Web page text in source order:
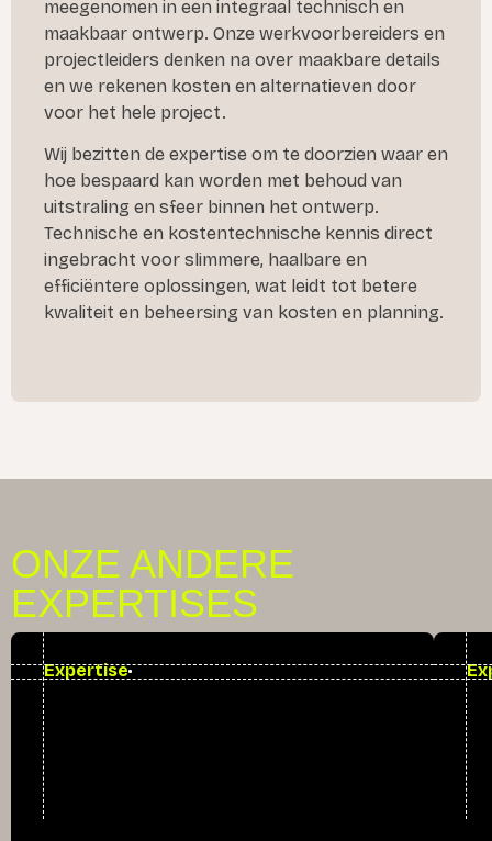
meegenomen in een integraal technisch en
maakbaar ontwerp. Onze werkvoorbereiders en
projectleiders denken na over maakbare details
en we rekenen kosten en alternatieven door
voor het hele project.
Wij bezitten de expertise om te doorzien waar en
hoe bespaard kan worden met behoud van
uitstraling en sfeer binnen het ontwerp.
Technische en kostentechnische kennis direct
ingebracht voor slimmere, haalbare en
efficiëntere oplossingen, wat leidt tot betere
kwaliteit en beheersing van kosten en planning.
ONZE ANDERE
EXPERTISES
Expertise